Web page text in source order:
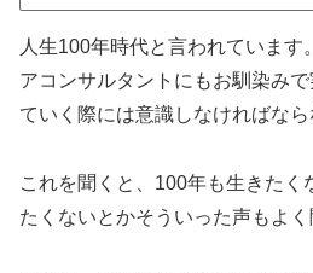
人生100年時代と言われています
アコンサルタントにもお馴染み
ていく際には意識しなければなら
これを聞くと、100年も生きたく
たくないとかそういった声もよく